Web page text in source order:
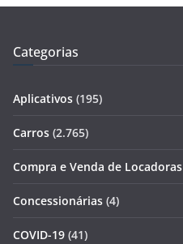
Categorias
Aplicativos (195)
Carros (2.765)
Compra e Venda de Locadoras
Concessionárias (4)
COVID-19 (41)